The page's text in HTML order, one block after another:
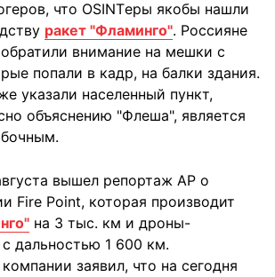
что OSINTеры якобы нашли
ракет "Фламинго". Россияне
внимание на мешки с
попали в кадр, на балки здания.
указали населенный пункт,
объяснению "Флеша", является
вышел репортаж AP о
Fire Point, которая производит
на 3 тыс. км и дроны-
с дальностью 1 600 км.
заявил, что на сегодня